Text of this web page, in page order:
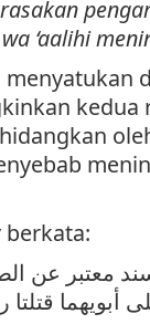
‘aalihi
menyatukan
kedua
berkata:
معتبر عن
أبويهما